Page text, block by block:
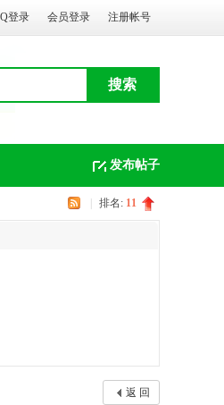
登录 会员登录 注册帐号
搜索
发布帖子
排名: 11
返 回